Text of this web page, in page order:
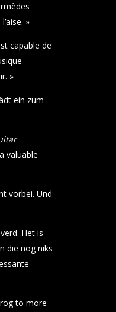
»
capable de
»
ein zum
valuable
vorbei. Und
Het is
die nog niks
to more